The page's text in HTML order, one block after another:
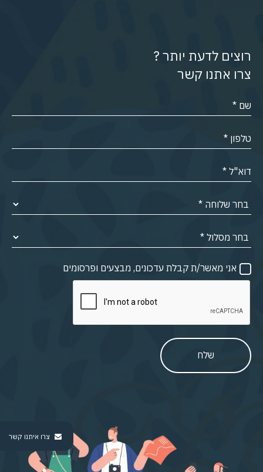
צרו איתנו קשר
רוצים לדעת יותר ?
צרו אתנו קשר
אני מאשר/ת קבלת עדכונים, מבצעים ופרסומים
שלח